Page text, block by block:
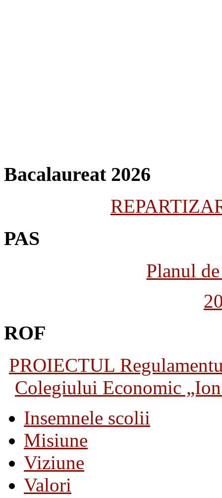
Bacalaureat 2026
PAS
Planul
ROF
PROIECTUL
Colegiului Economic
Insemnele scolii
Misiune
Viziune
Valori